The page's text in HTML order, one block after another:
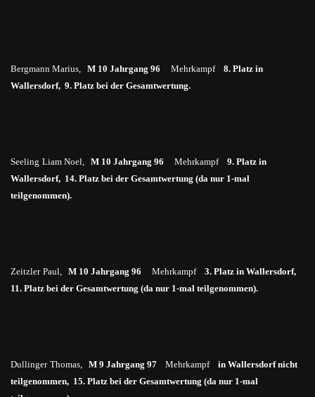
Bergmann Marius, M 10 Jahrgang 96 Mehrkampf8. Platz in
Wallersdorf, 9. Platz bei der Gesamtwertung.
Seeling Liam Noel, M 10 Jahrgang 96 Mehrkampf9. Platz in
Wallersdorf, 14. Platz bei der Gesamtwertung (da nur 1-mal
teilgenommen).
Zeitzler Paul, M 10 Jahrgang 96 Mehrkampf3. Platz in Wallersdorf,
11. Platz bei der Gesamtwertung (da nur 1-mal teilgenommen).
Dullinger Thomas, M 9 Jahrgang 97 Mehrkampf in Wallersdorf nicht
teilgenommen, 15. Platz bei der Gesamtwertung (da nur 1-mal